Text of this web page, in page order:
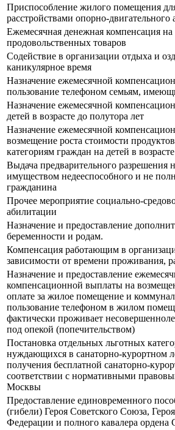
Приспособление жилого помещения
расстройствами опорно-двигательного
Ежемесячная денежная компенсация на
продовольственных товаров
Содействие в организации отдыха и
каникулярное время
Назначение ежемесячной
пользование телефоном семьям,
Назначение ежемесячной
детей в возрасте до полутора лет
Назначение ежемесячной
возмещение роста стоимости
категориям граждан на детей в
Выдача предварительного разрешения
имуществом недееспособного и не
гражданина
Прочее мероприятие социально-
абилитации
Назначение и предоставление
беременности и родам.
Компенсация работающим в
зависимости от времени проживания,
Назначение и предоставление
компенсационной выплаты на
оплате за жилое помещение и
пользование телефоном в жилом
фактически проживает
под опекой (попечительством)
Постановка отдельных льготных
нуждающихся в санаторно-курортном
получения бесплатной санаторно-
соответствии с нормативными
Москвы
Предоставление единовременного
(гибели) Героя Советского Союза,
Федерации и полного кавалера ордена